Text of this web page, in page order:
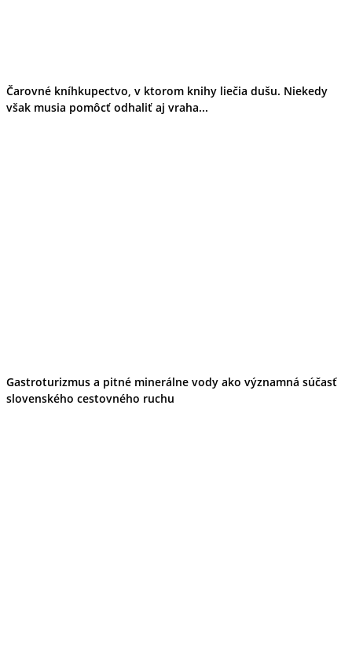
Čarovné kníhkupectvo, v ktorom knihy liečia dušu. Niekedy
však musia pomôcť odhaliť aj vraha...
Gastroturizmus a pitné minerálne vody ako významná súčasť
slovenského cestovného ruchu